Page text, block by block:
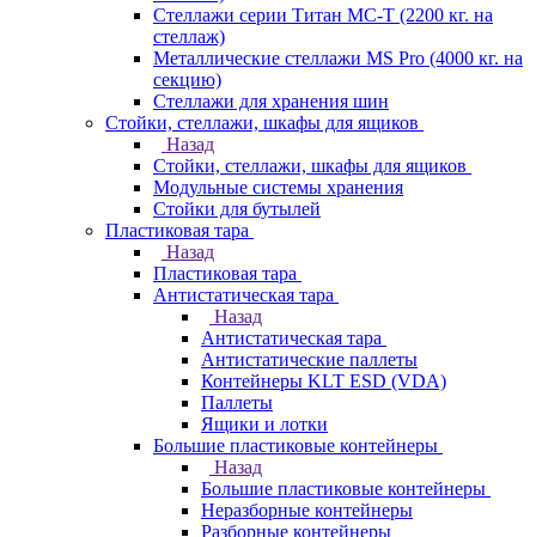
Стеллажи серии Титан МС-Т (2200 кг. на
стеллаж)
Металлические стеллажи MS Pro (4000 кг. на
секцию)
Стеллажи для хранения шин
Стойки, стеллажи, шкафы для ящиков
Назад
Стойки, стеллажи, шкафы для ящиков
Модульные системы хранения
Стойки для бутылей
Пластиковая тара
Назад
Пластиковая тара
Антистатическая тара
Назад
Антистатическая тара
Антистатические паллеты
Контейнеры KLT ESD (VDA)
Паллеты
Ящики и лотки
Большие пластиковые контейнеры
Назад
Большие пластиковые контейнеры
Неразборные контейнеры
Разборные контейнеры